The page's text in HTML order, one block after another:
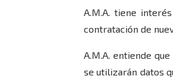
A.M.A. tiene
contratación de
A.M.A. entiende
se utilizarán datos